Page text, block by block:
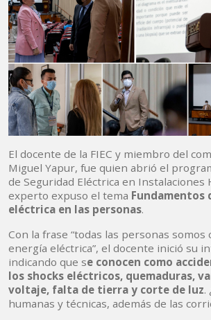
El docente de la FIEC y miembro del
Miguel Yapur, fue quien abrió el
de Seguridad Eléctrica en Instalaciones
experto expuso el tema Fundamentos
eléctrica en las personas.
Con la frase “todas las personas somos
energía eléctrica”, el docente inició su
indicando que se conocen como
los shocks eléctricos, quemaduras,
voltaje, falta de tierra y corte de luz.
humanas y técnicas, además de las